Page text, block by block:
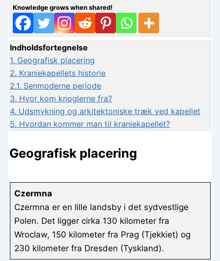
Knowledge grows when shared!
Indholdsfortegnelse
1. Geografisk placering
2. Kraniekapellets historie
2.1. Senmoderne periode
3. Hvor kom knoglerne fra?
4. Udsmykning og arkitektoniske træk ved kapellet
5. Hvordan kommer man til kraniekapellet?
Geografisk placering
Czermna
Czermna er en lille landsby i det sydvestlige
Polen. Det ligger cirka 130 kilometer fra
Wroclaw, 150 kilometer fra Prag (Tjekkiet) og
230 kilometer fra Dresden (Tyskland).